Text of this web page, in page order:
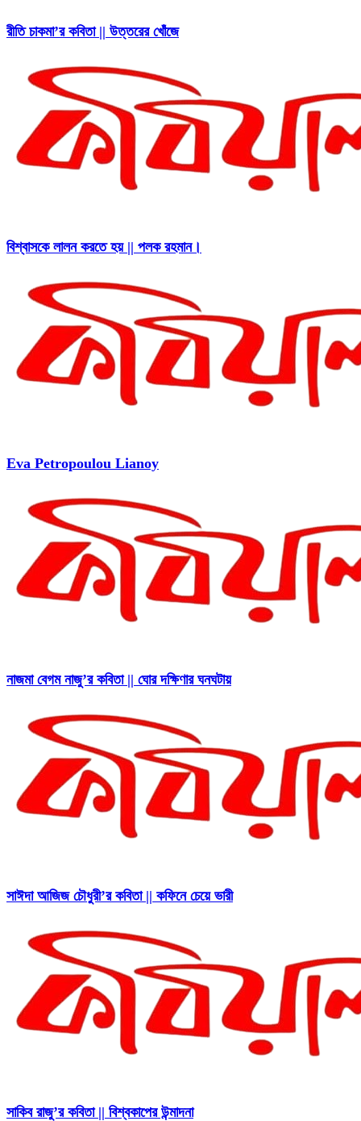
রীতি চাকমা’র কবিতা || উত্তরের খোঁজে
বিশ্বাসকে লালন করতে হয় || পলক রহমান।
Eva Petropoulou Lianoy
নাজমা বেগম নাজু’র কবিতা || ঘোর দক্ষিণার ঘনঘটায়
সাঈদা আজিজ চৌধুরী’র কবিতা || কফিনে চেয়ে ভারী
সাকিব রাজু’র কবিতা || বিশ্বকাপের উন্মাদনা